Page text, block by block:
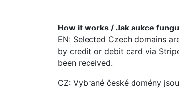
How it works / Jak aukce
EN: Selected Czech domains
by credit or debit card via
been received.
CZ: Vybrané české domény